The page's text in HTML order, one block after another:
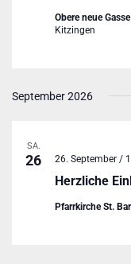
Obere neue
Kitzingen
September 2026
SA.
26
Herzliche
26. September /
Pfarrkirche St.